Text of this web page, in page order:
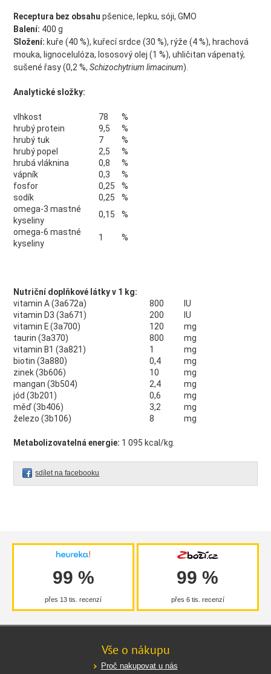
Receptura bez obsahupšenice, lepku, sóji, GMO
Balení: 400 g
Složení: kuře (40 %), kuřecí srdce (30 %), rýže (4 %), hrachová
mouka, lignocelulóza, lososový olej (1 %), uhličitan vápenatý,
sušené řasy (0,2 %,Schizochytrium limacinum).
Analytické složky:
vlhkost 78
%
hrubý protein
9,5
%
hrubý tuk
7
%
hrubý popel
2,5
%
hrubá vláknina
0,8
%
vápník
0,3
%
fosfor
0,25
%
sodík
0,25
%
omega-3 mastné
kyseliny
0,15
%
omega-6 mastné
kyseliny
1 %
Nutriční doplňkové látky v 1 kg:
vitamin A (3a672a)
800
IU
vitamin D3 (3a671)
200
IU
vitamin E (3a700)
120
mg
taurin (3a370)
800
mg
vitamin B1 (3a821)
1
mg
biotin (3a880)
0,4
mg
zinek (3b606)
10
mg
mangan (3b504)
2,4
mg
jód (3b201)
0,6
mg
měď (3b406)
3,2
mg
železo (3b106)
8 mg
Metabolizovatelná energie: 1 095 kcal/kg.
sdílet na facebooku
99 %
přes 13 tis. recenzí
99 %
přes 6 tis. recenzí
Vše o nákupu
Proč nakupovat u nás